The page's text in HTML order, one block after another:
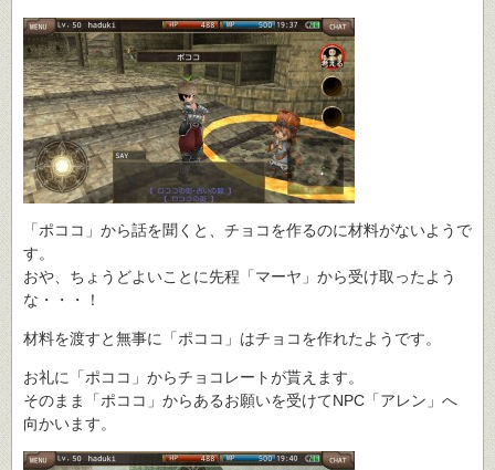
「ポココ」から話を聞くと、チョコを作るのに材料がないようで
す。
おや、ちょうどよいことに先程「マーヤ」から受け取ったよう
な・・・！
材料を渡すと無事に「ポココ」はチョコを作れたようです。
お礼に「ポココ」からチョコレートが貰えます。
そのまま「ポココ」からあるお願いを受けてNPC「アレン」へ
向かいます。